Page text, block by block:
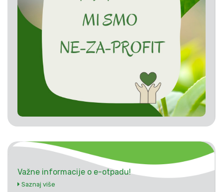
Važne informacije o e-otpadu!
Saznaj više